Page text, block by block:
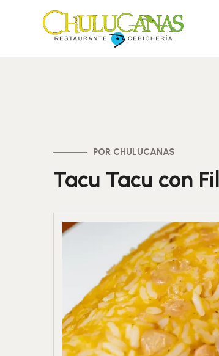
POR CHULUCANAS
Tacu Tacu con